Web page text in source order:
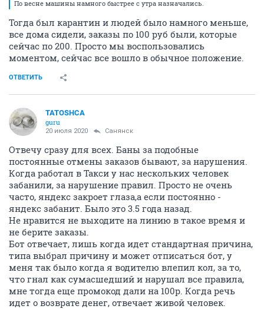
По весне машины намного быстрее с утра назначались.
Тогда был карантин и людей было намного меньше,
все дома сидели, заказы по 100 руб были, которые
сейчас по 200. Просто мы воспользовались
моментом, сейчас все вошло в обычное положение.
ОТВЕТИТЬ
TATOSHCA
guru
20 июля 2020 Санянск
Отвечу сразу для всех. Баны за подобные
постоянные отмены заказов бывают, за нарушения.
Когда работал в Такси у нас нескольких человек
забанили, за нарушение правил. Просто не очень
часто, яндекс закроет глаза,а если постоянно -
яндекс забанит. Было это 3.5 года назад.
Не нравится не выходите на линию в такое время и
не берите заказы.
Бот отвечает, лишь когда идет стандартная причина,
типа выбрал причину и может отписаться бот, у
меня так было когда я водителю влепил кол, за то,
что гнал как сумасшедший и нарушал все правила,
мне тогда еще промокод дали на 100р. Когда речь
идет о возврате денег, отвечает живой человек.